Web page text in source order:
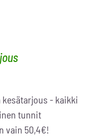
€.
kesätarjous - kaikki
tunnit
vain 50,4€!